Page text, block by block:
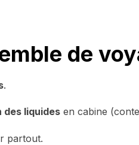
de
.
liquides en cabine
partout.